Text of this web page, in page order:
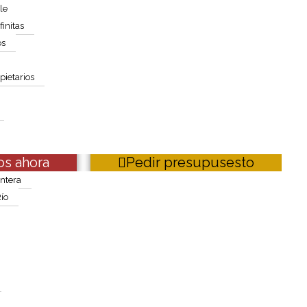
en manos de
ahora Pedir presupusesto
integrales de oficinas en Córdoba